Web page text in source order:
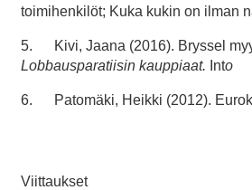
toimihenkilöt; Kuka kukin on ilman
5. Kivi, Jaana (2016). Bryssel
Lobbausparatiisin kauppiaat. Into
6. Patomäki, Heikki (2012).
Viittaukset